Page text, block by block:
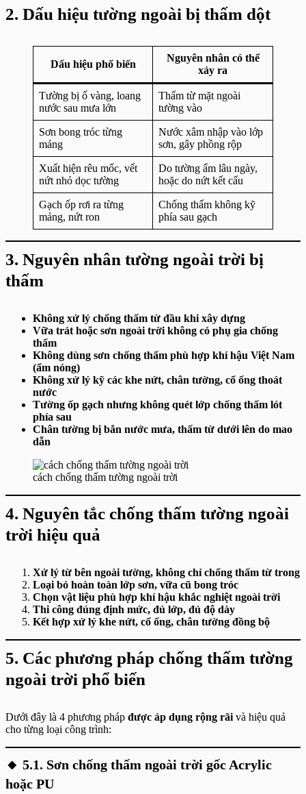
2. Dấu hiệu tường ngoài bị thấm dột
Dấu hiệu phổ biến
Nguyên nhân có thể
xảy ra
Tường bị ố vàng, loang
nước sau mưa lớn
Thấm từ mặt ngoài
tường vào
Sơn bong tróc từng
mảng
Nước xâm nhập vào lớp
sơn, gây phồng rộp
Xuất hiện rêu mốc, vết
nứt nhỏ dọc tường
Do tường ẩm lâu ngày,
hoặc do nứt kết cấu
Gạch ốp rơi ra từng
mảng, nứt ron
Chống thấm không kỹ
phía sau gạch
3. Nguyên nhân tường ngoài trời bị
thấm
Không xử lý chống thấm từ đầu khi xây dựng
Vữa trát hoặc sơn ngoài trời không có phụ gia chống
thấm
Không dùng sơn chống thấm phù hợp khí hậu Việt Nam
(ẩm nóng)
Không xử lý kỹ các khe nứt, chân tường, cổ ống thoát
nước
Tường ốp gạch nhưng không quét lớp chống thấm lót
phía sau
Chân tường bị bắn nước mưa, thấm từ dưới lên do mao
dẫn
cách chống thấm tường ngoài trời
4. Nguyên tắc chống thấm tường ngoài
trời hiệu quả
Xử lý từ bên ngoài tường, không chỉ chống thấm từ trong
Loại bỏ hoàn toàn lớp sơn, vữa cũ bong tróc
Chọn vật liệu phù hợp khí hậu khắc nghiệt ngoài trời
Thi công đúng định mức, đủ lớp, đủ độ dày
Kết hợp xử lý khe nứt, cổ ống, chân tường đồng bộ
5. Các phương pháp chống thấm tường
ngoài trời phổ biến
Dưới đây là 4 phương pháp được áp dụng rộng rãi và hiệu quả
cho từng loại công trình:
🔸 5.1. Sơn chống thấm ngoài trời gốc Acrylic
hoặc PU